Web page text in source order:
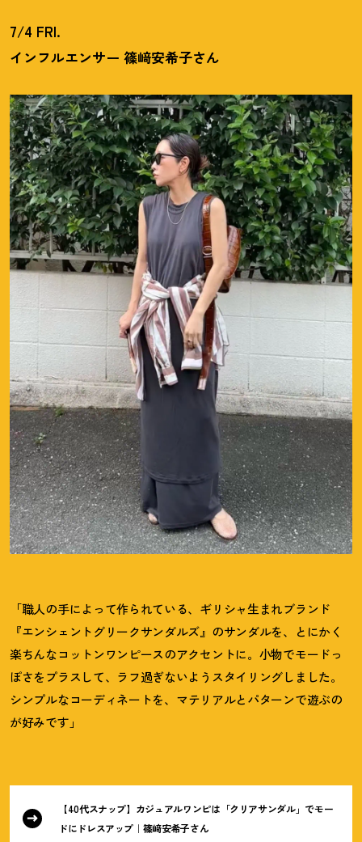
7/4 FRI.
インフルエンサー 篠﨑安希子さん
「職人の手によって作られている、ギリシャ生まれブランド
『エンシェントグリークサンダルズ』のサンダルを、とにかく
楽ちんなコットンワンピースのアクセントに。小物でモードっ
ぽさをプラスして、ラフ過ぎないようスタイリングし ました。
シンプルなコーディネートを、 マテリアルとパターンで遊ぶの
が好みです」
【40代スナップ】カジュアルワンピは「クリアサンダル」でモー
ドにドレスアップ｜篠﨑安希子さん